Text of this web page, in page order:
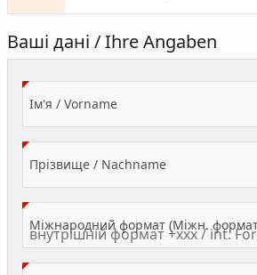
Ваші дані / Ihre Angaben
Ім'я / Vorname(Value Required)
Прізвище / Nachname(Value Required)